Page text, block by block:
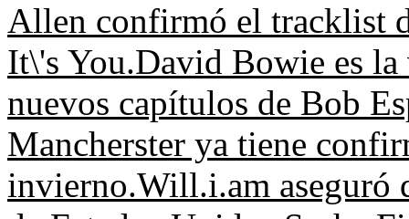
Allen confirmó el tracklist
It\'s You.David Bowie es
nuevos capítulos de Bob
Mancherster ya tiene
invierno.Will.i.am aseguró